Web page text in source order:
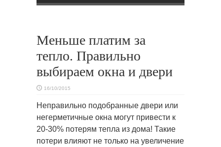
Меньше платим за
тепло. Правильно
выбираем окна и двери
16/10/2015
Неправильно подобранные двери или
негерметичные окна могут привести к
20-30% потерям тепла из дома! Такие
потери влияют не только на увеличение